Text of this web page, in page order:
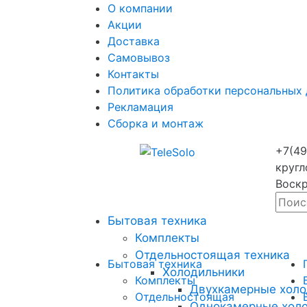
О компании
Акции
Доставка
Самовывоз
Контакты
Политика обработки персональных
Рекламация
Сборка и монтаж
Бытовая техника
Комплекты
Отдельностоящая техника
Холодильники
Двухкамерные
Бытовая техника
Комплекты
Отдельностоящая